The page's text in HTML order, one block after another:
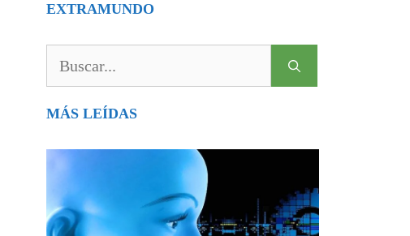
EXTRAMUNDO
MÁS LEÍDAS